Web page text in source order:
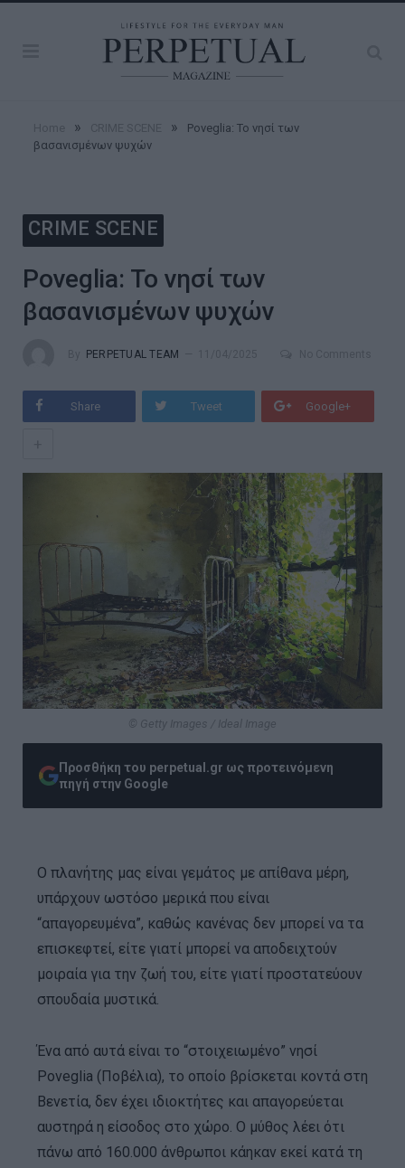
» »
Poveglia: Το νησί των
βασανισμένων ψυχών
CRIME SCENE
Poveglia: Το νησί των
βασανισμένων ψυχών
PERPETUAL TEAM
Share Tweet Google+
© Getty Images / Ideal Image
Προσθήκη του perpetual.gr ως προτεινόμενη
πηγή στην Google
Ο πλανήτης μας είναι γεμάτος με απίθανα μέρη,
υπάρχουν ωστόσο μερικά που είναι
“απαγορευμένα”, καθώς κανένας δεν μπορεί να τα
επισκεφτεί, είτε γιατί μπορεί να αποδειχτούν
μοιραία για την ζωή του, είτε γιατί προστατεύουν
σπουδαία μυστικά.
Ένα από αυτά είναι το “στοιχειωμένο” νησί
Poveglia (Ποβέλια), το οποίο βρίσκεται κοντά στη
Βενετία, δεν έχει ιδιοκτήτες και απαγορεύεται
αυστηρά η είσοδος στο χώρο. Ο μύθος λέει ότι
πάνω από 160.000 άνθρωποι κάηκαν εκεί κατά τη